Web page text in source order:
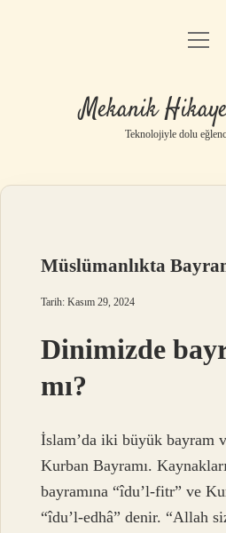
Anasayfa
Yasal
Mekanik
Teknolojiyle dolu
Müslümanlıkta
Tarih: Kasım 29, 2024
Dinimizde
mı?
İslam’da iki büyük bayram
Kurban Bayramı.
bayramına “îdu’l-fitr” ve
“îdu’l-edhâ” denir. “Allah